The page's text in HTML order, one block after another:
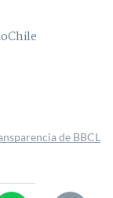
de BBCL